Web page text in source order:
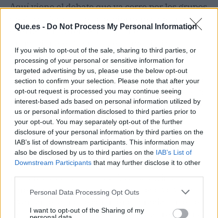
Que.es - Do Not Process My Personal Information
If you wish to opt-out of the sale, sharing to third parties, or
processing of your personal or sensitive information for
targeted advertising by us, please use the below opt-out
section to confirm your selection. Please note that after your
opt-out request is processed you may continue seeing
interest-based ads based on personal information utilized by
us or personal information disclosed to third parties prior to
your opt-out. You may separately opt-out of the further
disclosure of your personal information by third parties on the
IAB’s list of downstream participants. This information may
also be disclosed by us to third parties on the IAB’s List of
Downstream Participants that may further disclose it to other
Personal Data Processing Opt Outs
I want to opt-out of the Sharing of my
Aquí viene el debate que ya corre por los grupos
guerra o un paréntesis con fines
desde el de las Spice Girls con Victoria
Beckham hasta el de algunosinfluencers
patrios— han tenido finales parecidos que luego
se torcieron más rápido que un guion dereality
La reconciliación tiene pinta de sincera, pero
el tiempo dirá si hay segunda temporada.
Lo que está claro es que Netflix se apunta otro
tanto con un formato que mezcla nostalgia,
morbo y humor en dosis justas. La jugada
recuerda a aquelroastde Alec Baldwin que
pareció enterrar un hacha que luego volvió a
caso, el abrazo parecía genuino y las reacciones